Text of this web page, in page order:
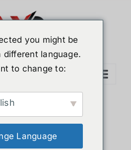
Order
you might be
different language.
to change to:
Language